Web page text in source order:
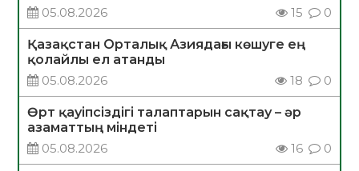
05.08.2026
15 0
Қазақстан Орталық Азиядағы көшуге ең
қолайлы ел атанды
05.08.2026
18 0
Өрт қауіпсіздігі талаптарын сақтау – әр
азаматтың міндеті
05.08.2026
16 0